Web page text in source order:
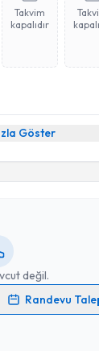
Takvim
kapalıdır
Göster
değil.
Randevu
takvimi talebi
için bir takvim